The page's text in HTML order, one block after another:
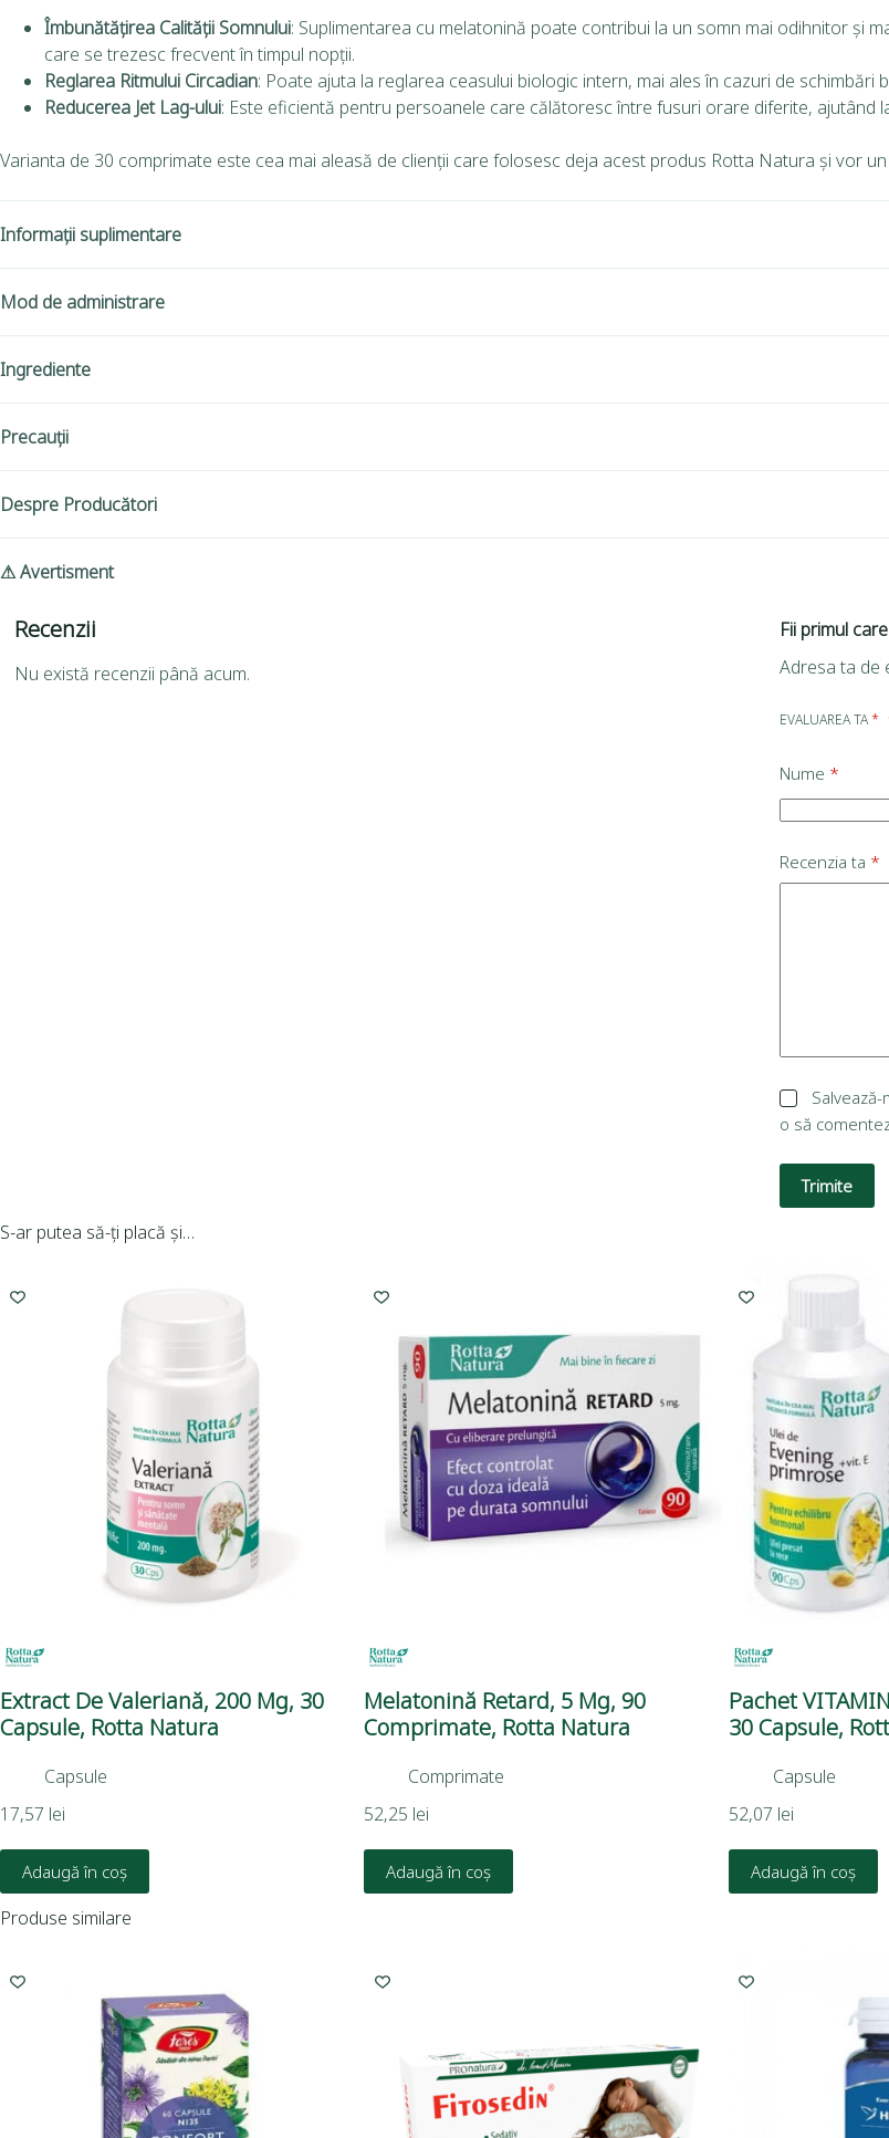
Îmbunătățirea Calității Somnului: Suplimentarea cu melatonină poate contribui la un somn mai odihnitor și
care se trezesc frecvent în timpul nopții.
Reglarea Ritmului Circadian: Poate ajuta la reglarea ceasului biologic intern, mai ales în cazuri de
Reducerea Jet Lag-ului: Este eficientă pentru persoanele care călătoresc între fusuri orare diferite, ajutând
Varianta de 30 comprimate este cea mai aleasă de clienții care folosesc deja acest produs Rotta Natura și vor
Informații suplimentare
Mod de administrare
Ingrediente
Precauții
Despre Producători
⚠ Avertisment
Recenzii
Nu există recenzii până acum.
Fii primul
Adresa ta de
EVALUAREA TA*
Nume *
Recenzia ta *
o să
Trimite
S-ar putea să-ți placă și…
Extract De Valeriană, 200 Mg, 30
Capsule, Rotta Natura
Capsule
17,57 lei
Adaugă în coș
Melatonină Retard, 5 Mg, 90
Comprimate, Rotta Natura
Comprimate
52,25 lei
Adaugă în coș
Pachet
30 Capsule,
Capsule
52,07 lei
Adaugă în coș
Produse similare